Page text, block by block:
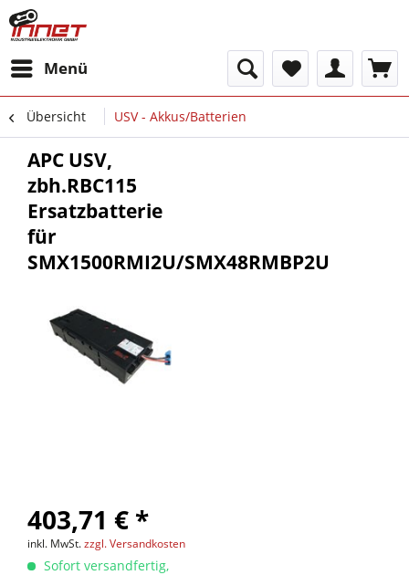
Menü
Übersicht USV - Akkus/Batterien
APC USV,
zbh.RBC115
Ersatzbatterie
für
SMX1500RMI2U/SMX48RMBP2U
403,71 € *
inkl. MwSt.zzgl. Versandkosten
Sofort versandfertig,